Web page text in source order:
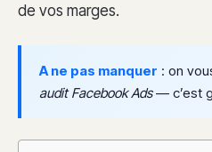
de vos marges.
A ne pas manquer : on
audit Facebook Ads— c’est